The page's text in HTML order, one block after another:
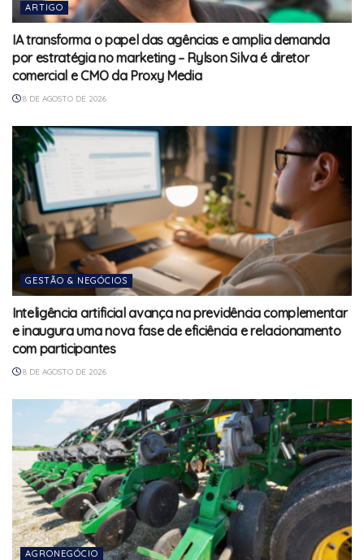
ARTIGO
IA transforma o papel das agências e amplia demanda
por estratégia no marketing – Rylson Silva é diretor
comercial e CMO da Proxy Media
8 DE AGOSTO DE 2026
GESTÃO & NEGÓCIOS
Inteligência artificial avança na previdência complementar
e inaugura uma nova fase de eficiência e relacionamento
com participantes
8 DE AGOSTO DE 2026
AGRONEGÓCIO